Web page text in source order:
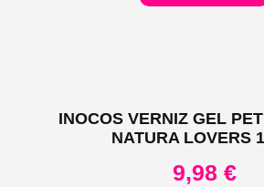
INOCOS VERNIZ GEL
NATURA LOVERS
9,98 €